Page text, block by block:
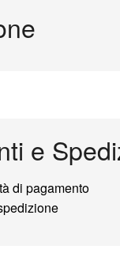
e
di pagamento